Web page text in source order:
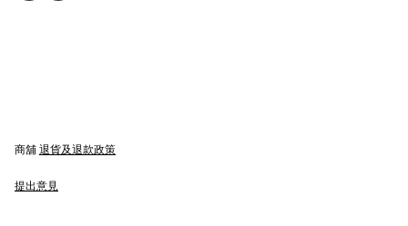
商舖 退貨及退款政策
提出意見